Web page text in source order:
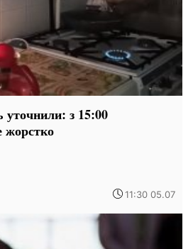
уточнили: з 15:00
жорстко
11:30 05.07